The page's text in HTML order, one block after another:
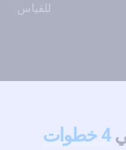
للقياس.
4 خطوات